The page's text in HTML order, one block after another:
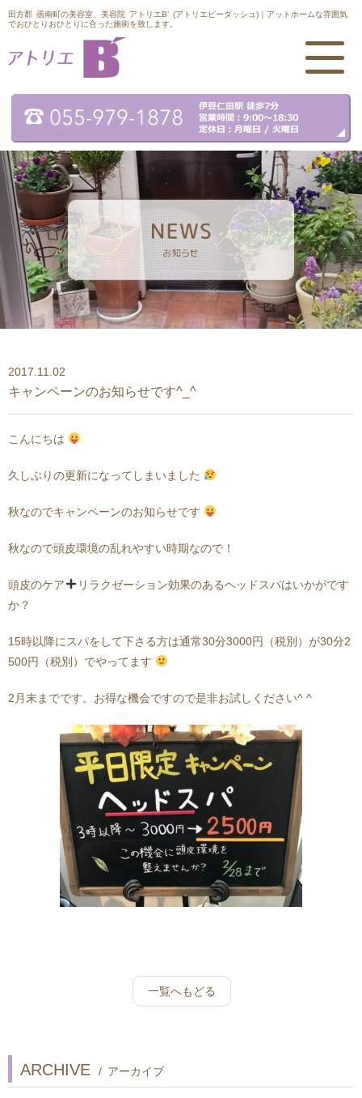
田方郡 函南町の美容室、美容院 アトリエB’ (アトリエビーダッシュ)｜アットホームな雰囲気
でおひとりおひとりに合った施術を致します。
2017.11.02
キャンペーンのお知らせです^_^
こんにちは
久しぶりの更新になってしまいました
秋なのでキャンペーンのお知らせです
秋なので頭皮環境の乱れやすい時期なので！
頭皮のケア
リラクゼーション効果のあるヘッドスパはいかがです
か？
15時以降にスパをして下さる方は通常30分3000円（税別）が30分2
500円（税別）でやってます
2月末までです。お得な機会ですので是非お試しください^ ^
一覧へもどる
ARCHIVE / アーカイブ